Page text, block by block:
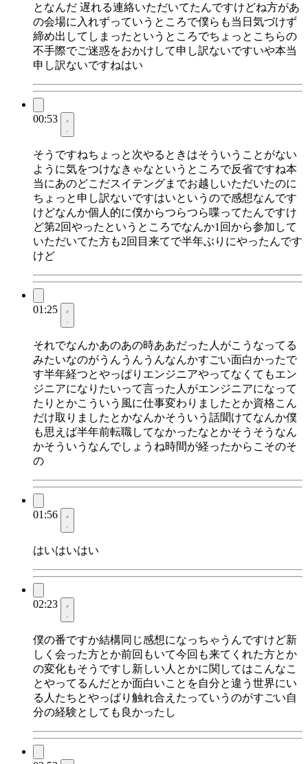
となんだ 遅れる連絡いただいてたんですけどね方があ
の会場に入れずっていうところで僕らも当日気づけず
締め出してしまったというところでちょっとこちらの
不手際でご迷惑をおかけして申し訳ないですいや本当
申し訳ないですねはい
00:53
そうですねちょっと次やるときはそういうことがない
ように気をつけなきゃなというところで反省ですね本
当にあのどこだスイテングまでお越しいただいたのに
ちょっと申し訳ないですはいというので感想なんです
けどなんか個人的に僕からつらつら喋ってたんですけ
ど第2回やったというところでなんか1回から参加して
いただいてた方も2回目来てで半年ぶりにやったんです
けど
01:25
それでなんかあのあの時ああだった人がこうなってる
みたいなのがうんうんうんなんかすごい面白かったで
す半年経つとやっぱりエンジニアやってなくてもエン
ジニアになりたいって言った人がエンジニアになって
たりとかこういう風に仕事変わりましたとか資格こん
だけ取りましたとかなんかそういう話聞けてなんか僕
も思えば半年前転職してなかったなとかそうそうなん
かそういうなんでしょうね時間が経ったからこそのそ
の
01:56
はいはいはい
02:23
僕の番ですか結構同じ感想になっちゃうんですけど新
しく会った方とか前回もいて今回も来てくれた方とか
の変化もそうですし新しい人とかに関してはこんなこ
とやってるんだとか面白いことを自分と違う世界にい
る人たちとやっぱり触れ合えたっていうのがすごい自
分の経験としても良かったし